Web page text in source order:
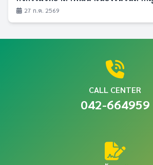
27 ก.ค. 2569
CALL CENTER
042-664959